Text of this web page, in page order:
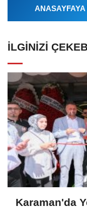
İLGINIZI
Karaman'da